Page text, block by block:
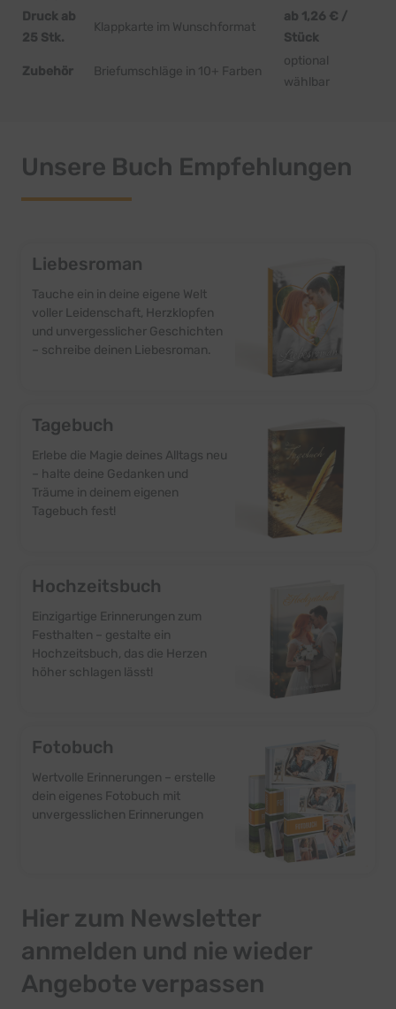
Druck ab
25 Stk.
Klappkarte im Wunschformat
ab 1,26 € /
Stück
Zubehör Briefumschläge in 10+ Farben
optional
wählbar
Unsere Buch Empfehlungen
Liebesroman
Tauche ein in deine eigene Welt
voller Leidenschaft, Herzklopfen
und unvergesslicher Geschichten
– schreibe deinen Liebesroman.
Tagebuch
Erlebe die Magie deines Alltags neu
– halte deine Gedanken und
Träume in deinem eigenen
Tagebuch fest!
Hochzeitsbuch
Einzigartige Erinnerungen zum
Festhalten – gestalte ein
Hochzeitsbuch, das die Herzen
höher schlagen lässt!
Fotobuch
Wertvolle Erinnerungen – erstelle
dein eigenes Fotobuch mit
unvergesslichen Erinnerungen
Hier zum Newsletter
anmelden und nie wieder
Angebote verpassen